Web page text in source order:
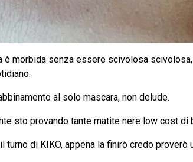
è morbida senza essere scivolosa
al solo mascara, non delude.
sto provando tante matite nere low cost di
turno di KIKO, appena la finirò credo proverò